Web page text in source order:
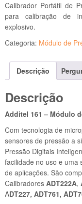
Calibrador Portátil de
para calibração de
explosivo.
Categoria: Módulo de
Descrição
Descrição
Additel 161 – Módulo
Com tecnologia de
sensores de pressão a
Pressão Digitais
facilidade no uso e uma
de aplicações. São
Calibradores ADT222A,
ADT227, ADT761,